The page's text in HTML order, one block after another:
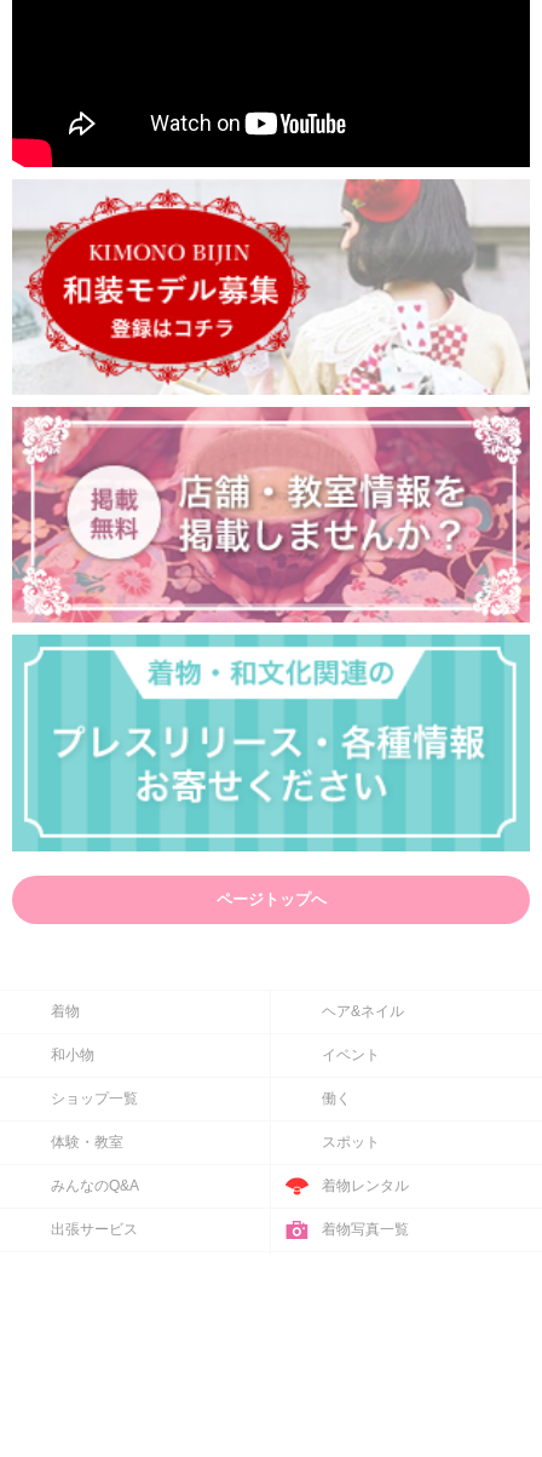
ページトップへ
着物 ヘア&ネイル
和小物 イベント
ショップ一覧 働く
体験・教室 スポット
みんなのQ&A 着物レンタル
出張サービス 着物写真一覧